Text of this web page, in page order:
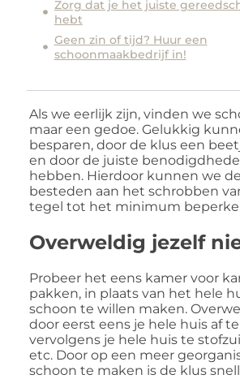
Zorg dat je het juiste
hebt
Geen zin of tijd? Huur een
schoonmaakbedrijf in!
Als we eerlijk zijn, vinden we
maar een gedoe. Gelukkig
besparen, door de klus een
en door de juiste
hebben. Hierdoor kunnen we
besteden aan het schrobben
tegel tot het minimum
Overweldig jezelf
Probeer het eens kamer voor
pakken, in plaats van het hele
schoon te willen maken.
door eerst eens je hele huis af
vervolgens je hele huis te
etc. Door op een meer
schoon te maken is de klus